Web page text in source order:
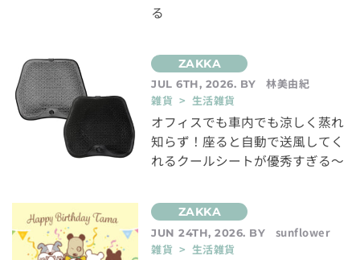
る
JUL 6TH, 2026. BY
林美由紀
雑貨 > 生活雑貨
オフィスでも車内でも涼しく蒸れ
知らず！座ると自動で送風してく
れるクールシートが優秀すぎる～
JUN 24TH, 2026. BY
sunflower
雑貨 > 生活雑貨